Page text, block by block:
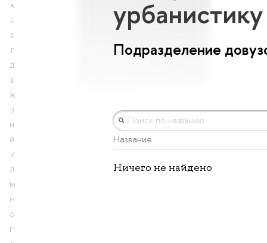
А
Б
В
Г
Д
Е
Ж
З
И
Й
К
Л
М
Н
О
П
Подразделение
Название
Ничего не найдено